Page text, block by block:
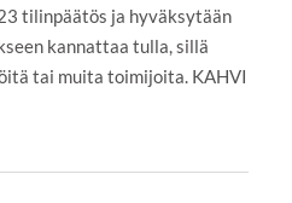
tilinpäätös ja hyväksytään
kannattaa tulla, sillä
tai muita toimijoita. KAHVI